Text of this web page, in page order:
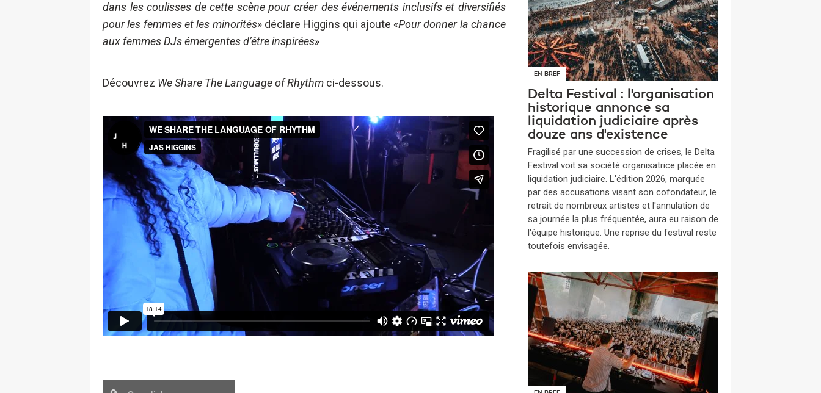
dans les coulisses de cette scène pour créer des événements inclusifs et diversifiés
pour les femmes et les minorités» déclare Higgins qui ajoute «Pour donner la chance
aux femmes DJs émergentes d’être inspirées»
Découvrez We Share The Language of Rhythm ci-dessous.
EN BREF
Delta Festival : l'organisation
historique annonce sa
liquidation judiciaire après
douze ans d'existence
Fragilisé par une succession de crises, le Delta
Festival voit sa société organisatrice placée en
liquidation judiciaire. L'édition 2026, marquée
par des accusations visant son cofondateur, le
retrait de nombreux artistes et l'annulation de
sa journée la plus fréquentée, aura eu raison de
l'équipe historique. Une reprise du festival reste
toutefois envisagée.